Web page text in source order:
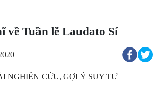
về Tuần lễ Laudato Sí
NGHIÊN CỨU, GỢI Ý SUY TƯ